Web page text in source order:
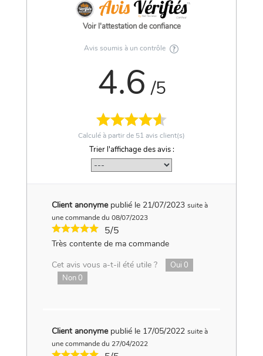
Voir l'attestation de confiance
Avis soumis à un contrôle
4.6 /5
Calculé à partir de 51 avis client(s)
Trier l'affichage des avis :
Client anonyme publié le 21/07/2023 suite à
une commande du 08/07/2023
5/5
Très contente de ma commande
Cet avis vous a-t-il été utile ?
Oui 0
Non0
Client anonyme publié le 17/05/2022 suite à
une commande du 27/04/2022